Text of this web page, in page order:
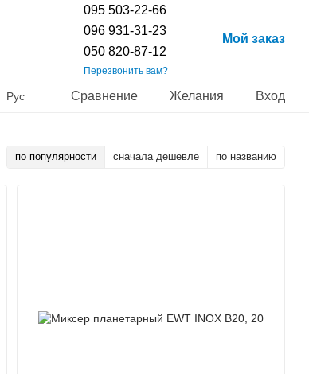
095 503-22-66
096 931-31-23
050 820-87-12
Перезвонить вам?
Мой заказ
Рус Сравнение Желания Вход
по популярности сначала дешевле по названию